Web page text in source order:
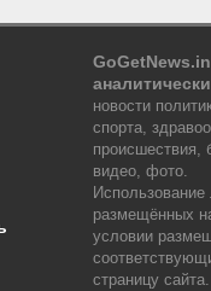
новости
спорта,
происшествия,
видео, фото.
размещённых
условии
страницу сайта.